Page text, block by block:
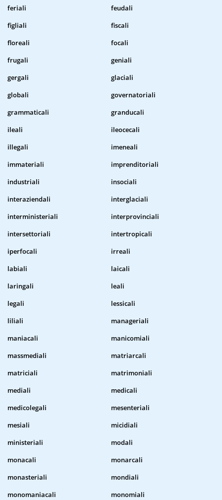
feriali
feudali
figliali
fiscali
floreali
focali
frugali
geniali
gergali
glaciali
globali
governatoriali
grammaticali
granducali
ileali
ileocecali
illegali
imeneali
immateriali
imprenditoriali
industriali
insociali
interaziendali
interglaciali
interministeriali
interprovinciali
intersettoriali
intertropicali
iperfocali
irreali
labiali
laicali
laringali
leali
legali
lessicali
liliali
manageriali
maniacali
manicomiali
massmediali
matriarcali
matriciali
matrimoniali
mediali
medicali
medicolegali
mesenteriali
mesiali
micidiali
ministeriali
modali
monacali
monarcali
monasteriali
mondiali
monomaniacali
monomiali